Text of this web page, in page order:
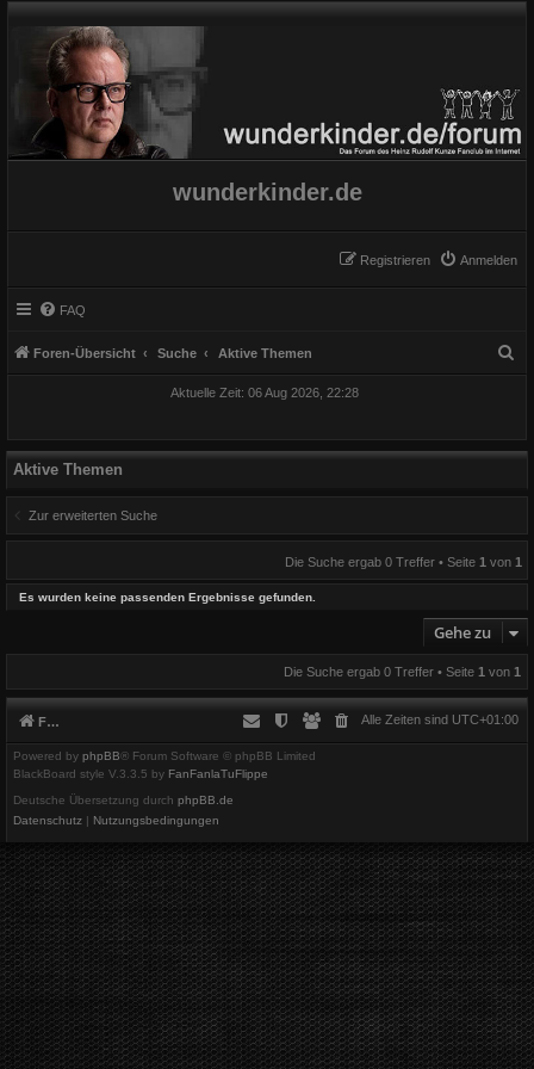
wunderkinder.de
Anmelden
Registrieren
FAQ
Foren-Übersicht Suche Aktive Themen
Aktuelle Zeit: 06 Aug 2026, 22:28
Aktive Themen
Zur erweiterten Suche
Die Suche ergab 0 Treffer • Seite 1 von 1
Es wurden keine passenden Ergebnisse gefunden.
Gehe zu
Die Suche ergab 0 Treffer • Seite 1 von 1
Foren-Übersicht Alle Zeiten sind UTC+01:00
Powered by phpBB® Forum Software © phpBB Limited
BlackBoard style V.3.3.5 by FanFanlaTuFlippe
Deutsche Übersetzung durch phpBB.de
Datenschutz | Nutzungsbedingungen